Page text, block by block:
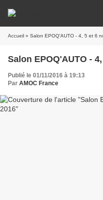
Accueil » Salon EPOQ'AUTO - 4, 5 et 6
Salon EPOQ'AUTO -
Publié le 01/11/2016 à 19:13
Par AMOC France